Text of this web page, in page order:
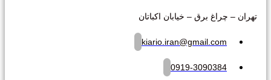
تهران – چراغ برق – خیابان اکباتان
kiario.iran@gmail.com
0919-3090384